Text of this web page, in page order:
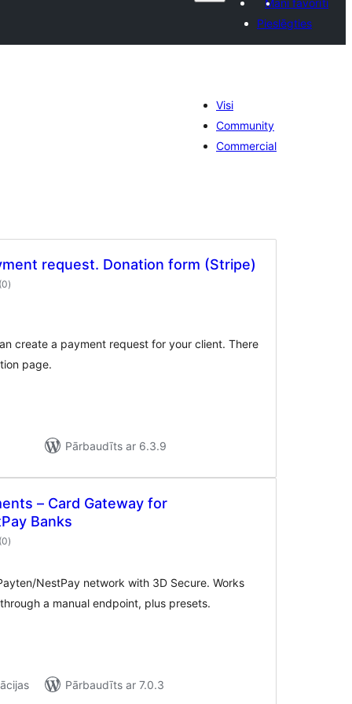
Mani favorīti
Pieslēgties
Visi
Community
Commercial
request. Donation form (Stripe)
(0vērtējumu
kopsumma
)
create a payment request for your client. There
page.
Pārbaudīts ar 6.3.9
– Card Gateway for
Banks
(0vērtējumu
kopsumma
)
NestPay network with 3D Secure. Works
a manual endpoint, plus presets.
Pārbaudīts ar 7.0.3